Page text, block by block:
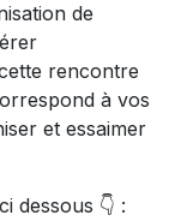
de
rencontre
à vos
et essaimer
dessous 👇 :